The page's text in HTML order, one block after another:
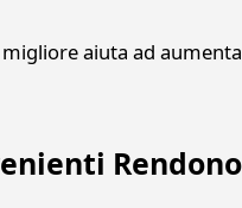
aiuta ad